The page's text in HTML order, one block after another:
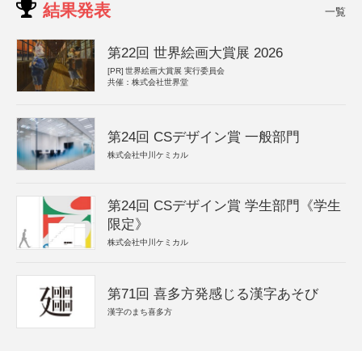
結果発表 一覧
第22回 世界絵画大賞展 2026
[PR] 世界絵画大賞展 実行委員会
共催：株式会社世界堂
第24回 CSデザイン賞 一般部門
株式会社中川ケミカル
第24回 CSデザイン賞 学生部門《学生
限定》
株式会社中川ケミカル
第71回 喜多方発感じる漢字あそび
漢字のまち喜多方